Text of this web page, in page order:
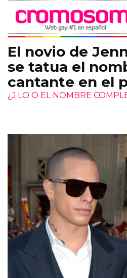
El novio de
se tatua el
cantante en el
¿J.LO O EL NOMBRE